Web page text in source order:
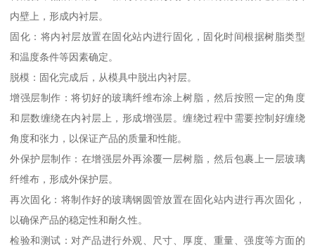
内壁上，形成内衬层。
固化：将内衬层放置在固化站内进行固化，固化时间根据树脂类型
和温度条件等因素确定。
脱模：固化完成后，从模具中脱出内衬层。
增强层制作：将切好的玻璃纤维布涂上树脂，然后按照一定的角度
和层数缠绕在内衬层上，形成增强层。缠绕过程中需要控制好缠绕
角度和张力，以保证产品的质量和性能。
外保护层制作：在增强层外再涂覆一层树脂，然后包裹上一层玻璃
纤维布，形成外保护层。
再次固化：将制作好的玻璃钢圆管放置在固化站内进行再次固化，
以确保产品的稳定性和耐久性。
检验和测试：对产品进行外观、尺寸、厚度、重量、强度等方面的